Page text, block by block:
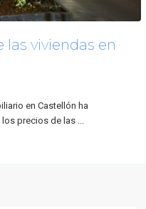
las viviendas en
en Castellón ha
los precios de las